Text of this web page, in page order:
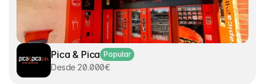
Pica & Pica Popular
Desde 20.000€